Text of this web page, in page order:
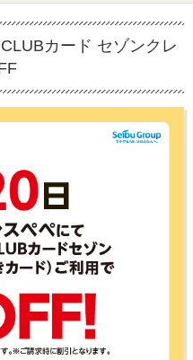
カード セゾンクレ